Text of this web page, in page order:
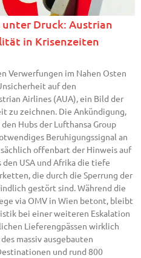
Druck: Austrian
in Krisenzeiten
Verwerfungen im Nahen Osten
auf den
Airlines (AUA), ein Bild der
zu zeichnen. Die Ankündigung,
Hubs der Lufthansa Group
Beruhigungssignal an
offenbart der Hinweis auf
USA und Afrika die tiefe
die durch die Sperrung der
gestört sind. Während die
via OMV in Wien betont, bleibt
bei einer weiteren Eskalation
Lieferengpässen wirklich
massiv ausgebauten
und rund 800